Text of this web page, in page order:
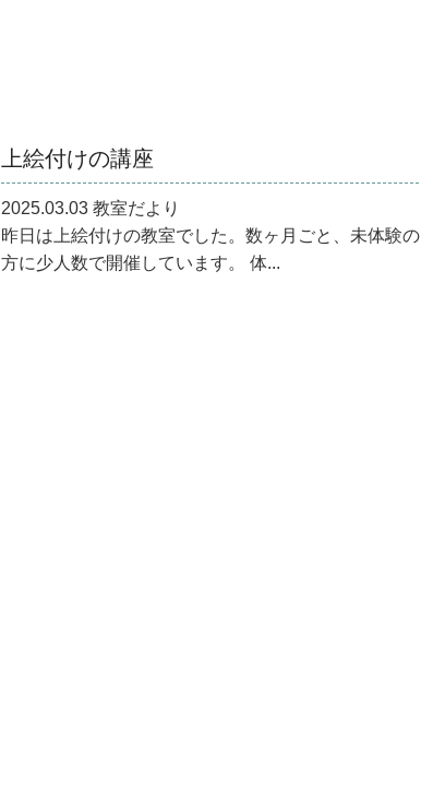
上絵付けの講座
2025.03.03 教室だより
昨日は上絵付けの教室でした。数ヶ月ごと、未体験の
方に少人数で開催しています。 体...